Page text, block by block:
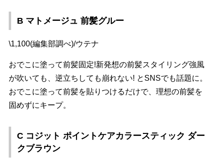
B マトメージュ 前髪グルー
\1,100(編集部調べ)/ウテナ
おでこに塗って前髪固定!新発想の前髪スタイリング強風
が吹いても、逆立ちしても崩れない! とSNSでも話題に。
おでこに塗って前髪を貼りつけるだけで、理想の前髪を
固めずにキープ。
C コジット ポイントケアカラースティック ダー
クブラウン